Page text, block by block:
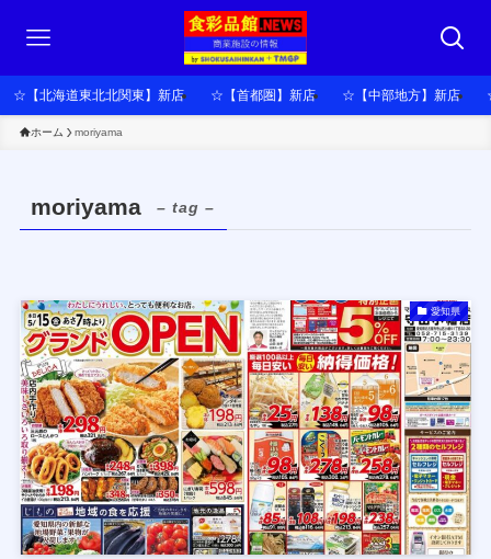
☆【北海道東北北関東】新店 ☆【首都圏】新店 ☆【中部地方】新店
ホーム moriyama
moriyama – tag –
愛知県